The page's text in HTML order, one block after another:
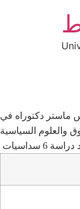
ماستر دكتوراه في